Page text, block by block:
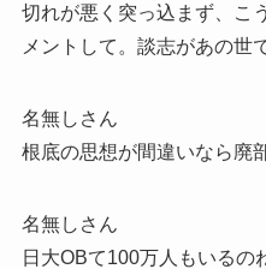
切れが悪く突っ込まず、こ
メントして。談志があの世
名無しさん
根底の思想が間違いなら廃
名無しさん
日大OBて100万人もいるの